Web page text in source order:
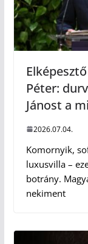
Péter:
Jánost a
2026.07.04.
Komornyik,
luxusvilla –
botrány.
nekiment